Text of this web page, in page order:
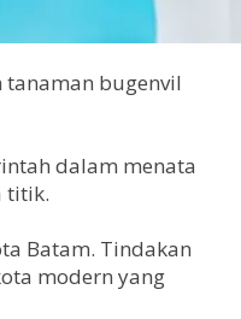
tanaman bugenvil
dalam menata
titik.
Batam. Tindakan
modern yang